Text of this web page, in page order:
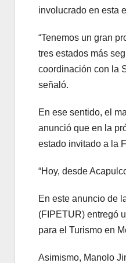
involucrado en esta
“Tenemos un gran
tres estados más
coordinación con la
señaló.
En ese sentido, el
anunció que en la
estado invitado a la
“Hoy, desde
En este anuncio de
(FIPETUR) entregó
para el Turismo en
Asimismo, Manolo